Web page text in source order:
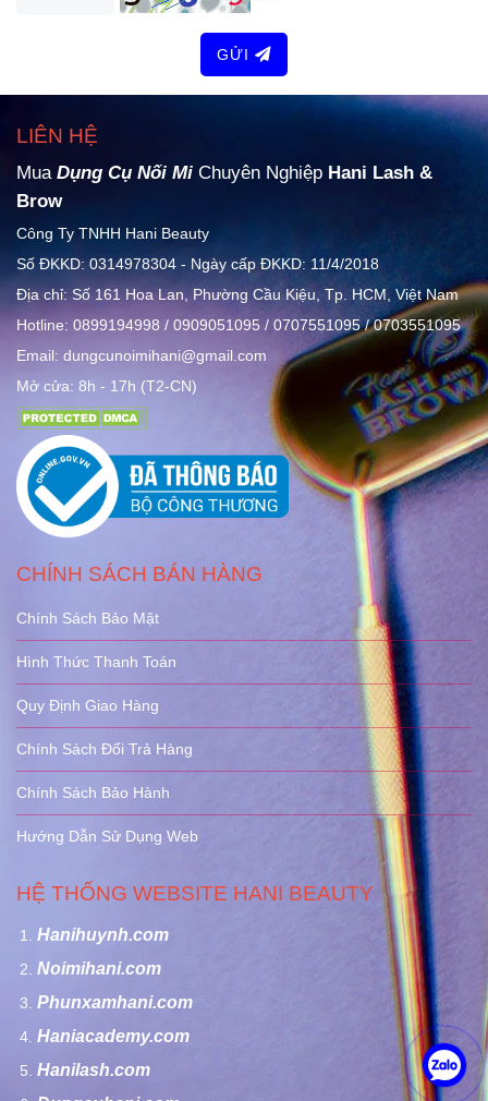
GỬI
LIÊN HỆ
Mua Dụng Cụ Nối Mi Chuyên Nghiệp Hani Lash &
Brow
Công Ty TNHH Hani Beauty
Số ĐKKD: 0314978304 - Ngày cấp ĐKKD: 11/4/2018
Địa chỉ: Số 161 Hoa Lan, Phường Cầu Kiệu, Tp. HCM, Việt Nam
Hotline: 0899194998 / 0909051095 / 0707551095 / 0703551095
Email: dungcunoimihani@gmail.com
Mở cửa: 8h - 17h (T2-CN)
CHÍNH SÁCH BÁN HÀNG
Chính Sách Bảo Mật
Hình Thức Thanh Toán
Quy Định Giao Hàng
Chính Sách Đổi Trả Hàng
Chính Sách Bảo Hành
Hướng Dẫn Sử Dụng Web
HỆ THỐNG WEBSITE HANI BEAUTY
Hanihuynh.com
Noimihani.com
Phunxamhani.com
Haniacademy.com
Hanilash.com